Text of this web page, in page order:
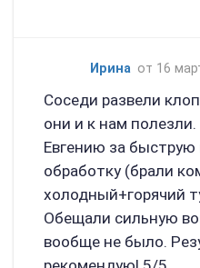
Ирина от 16
Соседи развели
они и к нам
Евгению за быструю
обработку (брали
холодный+горячий
Обещали сильную
вообще не было.